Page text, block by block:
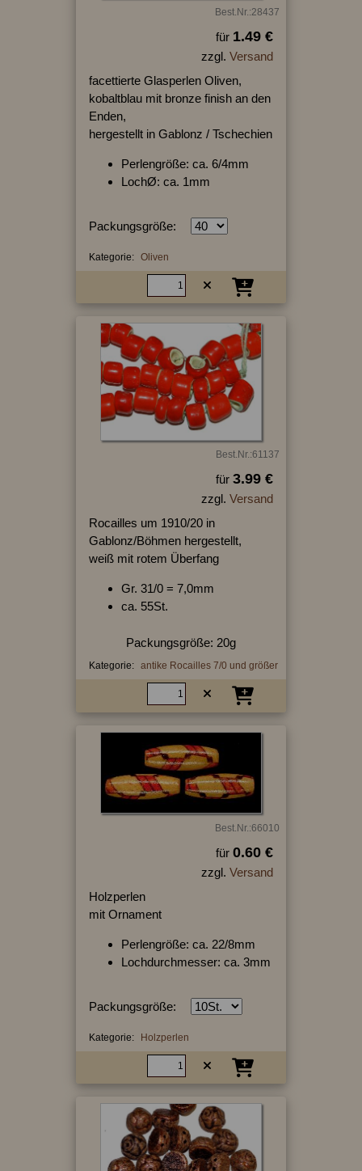
Best.Nr.:28437
für 1.49 €
zzgl. Versand
facettierte Glasperlen Oliven,
kobaltblau mit bronze finish an den
Enden,
hergestellt in Gablonz / Tschechien
Perlengröße: ca. 6/4mm
LochØ: ca. 1mm
Packungsgröße:
Kategorie: Oliven
Best.Nr.:61137
für 3.99 €
zzgl. Versand
Rocailles um 1910/20 in
Gablonz/Böhmen hergestellt,
weiß mit rotem Überfang
Gr. 31/0 = 7,0mm
ca. 55St.
Packungsgröße: 20g
Kategorie: antike Rocailles 7/0 und größer
Best.Nr.:66010
für 0.60 €
zzgl. Versand
Holzperlen
mit Ornament
Perlengröße: ca. 22/8mm
Lochdurchmesser: ca. 3mm
Packungsgröße:
Kategorie: Holzperlen